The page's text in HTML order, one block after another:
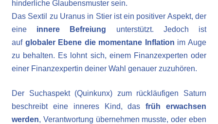
hinderliche Glaubensmuster sein.
Das Sextil zu Uranus in Stier ist ein positiver Aspekt, der
eine innere Befreiung unterstützt. Jedoch ist
auf globaler Ebene die momentane Inflation im Auge
zu behalten. Es lohnt sich, einem Finanzexperten oder
einer Finanzexpertin deiner Wahl genauer zuzuhören.
Der Suchaspekt (Quinkunx) zum rückläufigen Saturn
beschreibt eine inneres Kind, dasfrüh erwachsen
werden, Verantwortung übernehmen musste, oder eben